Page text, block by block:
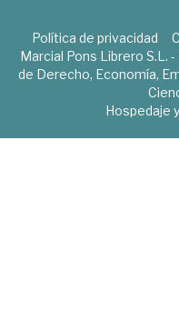
Política de privacidad
Marcial Pons Librero S.L.
de Derecho, Economía,
Hospedaje